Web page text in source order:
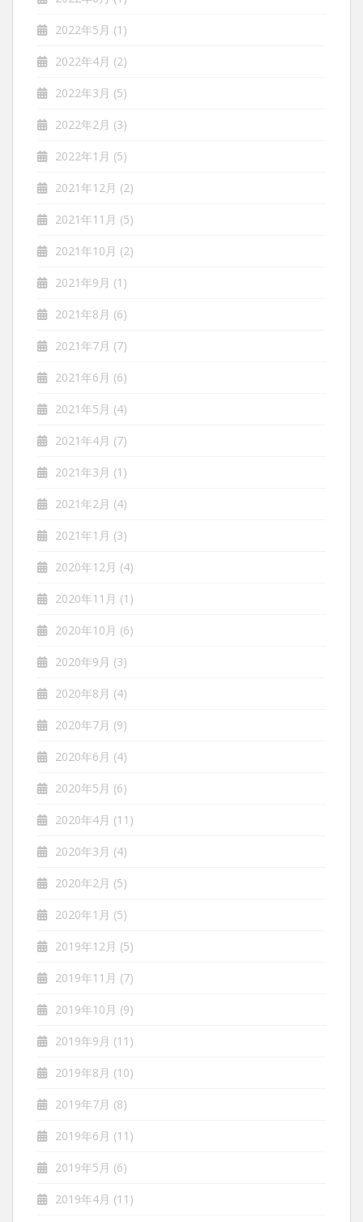
2022年5月 (1)
2022年4月 (2)
2022年3月 (5)
2022年2月 (3)
2022年1月 (5)
2021年12月 (2)
2021年11月 (5)
2021年10月 (2)
2021年9月 (1)
2021年8月 (6)
2021年7月 (7)
2021年6月 (6)
2021年5月 (4)
2021年4月 (7)
2021年3月 (1)
2021年2月 (4)
2021年1月 (3)
2020年12月 (4)
2020年11月 (1)
2020年10月 (6)
2020年9月 (3)
2020年8月 (4)
2020年7月 (9)
2020年6月 (4)
2020年5月 (6)
2020年4月 (11)
2020年3月 (4)
2020年2月 (5)
2020年1月 (5)
2019年12月 (5)
2019年11月 (7)
2019年10月 (9)
2019年9月 (11)
2019年8月 (10)
2019年7月 (8)
2019年6月 (11)
2019年5月 (6)
2019年4月 (11)